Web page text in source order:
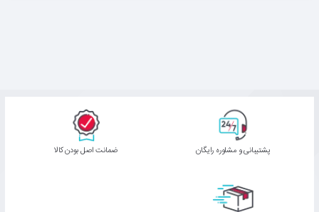
پشتیبانی و مشاوره رایگان ﺿﻤﺎﻧﺖ اﺻﻞ ﺑﻮدن ﮐﺎﻟﺎ